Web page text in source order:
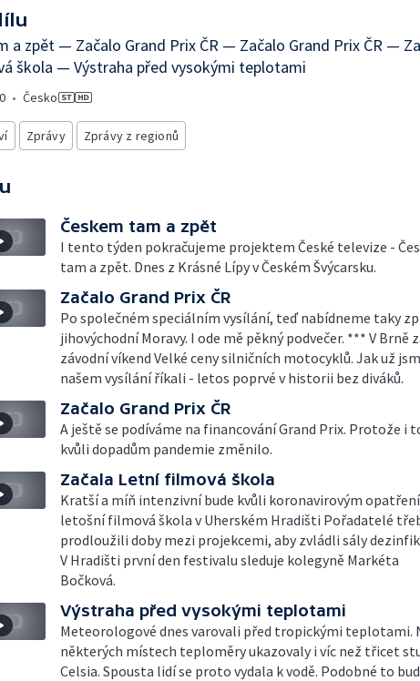
a zpět — Začalo Grand Prix ČR — Začalo Grand Prix ČR —
škola — Výstraha před vysokými teplotami
• Česko
Zprávy Zprávy z regionů
Českem tam a zpět
I tento týden pokračujeme projektem České televize -
tam a zpět. Dnes z Krásné Lípy v Českém Švýcarsku.
Začalo Grand Prix ČR
Po společném speciálním vysílání, teď nabídneme taky
jihovýchodní Moravy. I ode mě pěkný podvečer. *** V Brně
závodní víkend Velké ceny silničních motocyklů. Jak už
našem vysílání říkali - letos poprvé v historii bez diváků.
Začalo Grand Prix ČR
A ještě se podíváme na financování Grand Prix. Protože i
kvůli dopadům pandemie změnilo.
Začala Letní filmová škola
Kratší a míň intenzivní bude kvůli koronavirovým
letošní filmová škola v Uherském Hradišti Pořadatelé
prodloužili doby mezi projekcemi, aby zvládli sály
V Hradišti první den festivalu sleduje kolegyně Markéta
Bočková.
Výstraha před vysokými teplotami
Meteorologové dnes varovali před tropickými teplotami.
některých místech teploměry ukazovaly i víc než třicet
Celsia. Spousta lidí se proto vydala k vodě. Podobné to